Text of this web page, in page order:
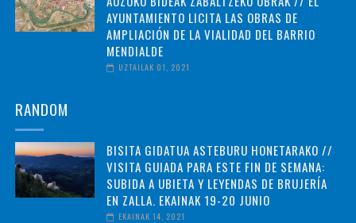
AYUNTAMIENTO LICITA LAS OBRAS DE
AMPLIACIÓN DE LA VIALIDAD DEL BARRIO
MENDIALDE
UZTAILAK 01, 2021
RANDOM
BISITA GIDATUA ASTEBURU HONETARAKO //
VISITA GUIADA PARA ESTE FIN DE SEMANA:
SUBIDA A UBIETA Y LEYENDAS DE BRUJERÍA
EN ZALLA. EKAINAK 19-20 JUNIO
EKAINAK 14, 2021